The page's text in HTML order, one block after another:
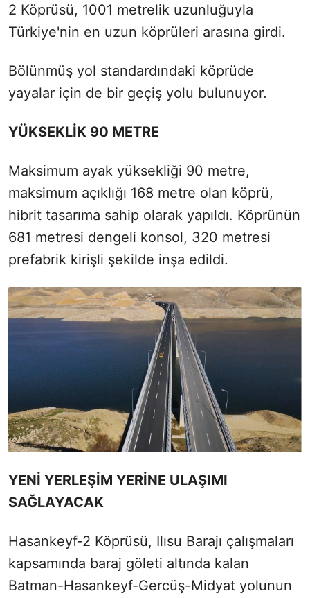
2 Köprüsü, 1001 metrelik uzunluğuyla
Türkiye'nin en uzun köprüleri arasına girdi.
Bölünmüş yol standardındaki köprüde
yayalar için de bir geçiş yolu bulunuyor.
YÜKSEKLİK 90 METRE
Maksimum ayak yüksekliği 90 metre,
maksimum açıklığı 168 metre olan köprü,
hibrit tasarıma sahip olarak yapıldı. Köprünün
681 metresi dengeli konsol, 320 metresi
prefabrik kirişli şekilde inşa edildi.
YENİ YERLEŞİM YERİNE ULAŞIMI
SAĞLAYACAK
Hasankeyf-2 Köprüsü, Ilısu Barajı çalışmaları
kapsamında baraj göleti altında kalan
Batman-Hasankeyf-Gercüş-Midyat yolunun